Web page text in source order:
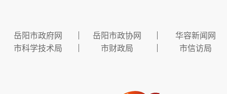
岳阳市政府网 岳阳市政协网
华容新闻网
市科学技术局
市财政局 市信访局